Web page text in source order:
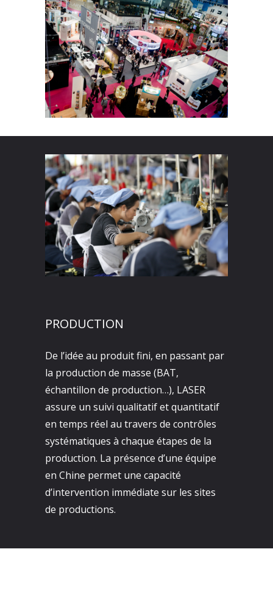
PRODUCTION
De l’idée au produit fini, en passant par
la production de masse (BAT,
échantillon de production…), LASER
assure un suivi qualitatif et quantitatif
en temps réel au travers de contrôles
systématiques à chaque étapes de la
production. La présence d’une équipe
en Chine permet une capacité
d’intervention immédiate sur les sites
de productions.